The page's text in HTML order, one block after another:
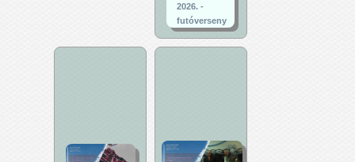
2026. -
futóverseny